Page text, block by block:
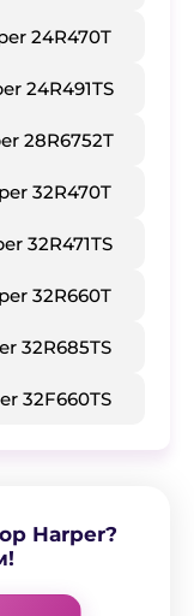
24R470T
24R491TS
28R6752T
32R470T
32R471TS
32R660T
32R685TS
32F660TS
Harper?